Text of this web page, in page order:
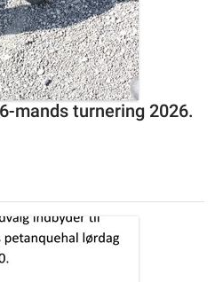
mands turnering 2026.